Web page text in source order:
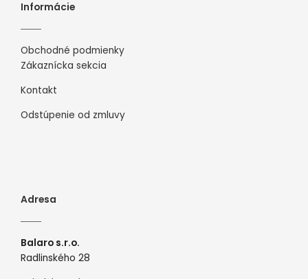
Informácie
Obchodné podmienky
Zákaznícka sekcia
Kontakt
Odstúpenie od zmluvy
Adresa
Balaro s.r.o.
Radlinského 28